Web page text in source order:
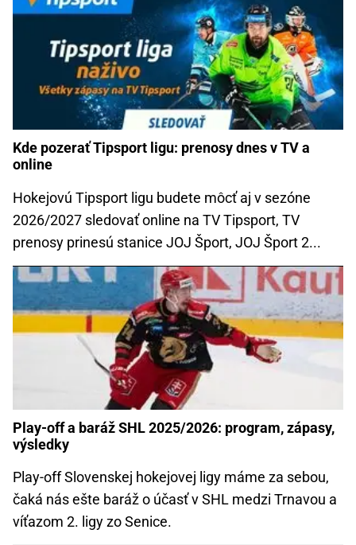
Kde pozerať Tipsport ligu: prenosy dnes v TV a
online
Hokejovú Tipsport ligu budete môcť aj v sezóne
2026/2027 sledovať online na TV Tipsport, TV
prenosy prinesú stanice JOJ Šport, JOJ Šport 2...
Play-off a baráž SHL 2025/2026: program, zápasy,
výsledky
Play-off Slovenskej hokejovej ligy máme za sebou,
čaká nás ešte baráž o účasť v SHL medzi Trnavou a
víťazom 2. ligy zo Senice.